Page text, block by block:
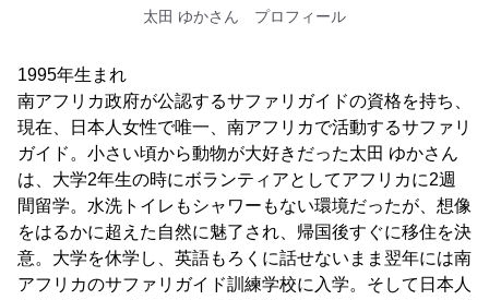
太田 ゆかさん プロフィール
1995年生まれ
南アフリカ政府が公認するサファリガイドの資格を持ち、
現在、日本人女性で唯一、南アフリカで活動するサファリ
ガイド。小さい頃から動物が大好きだった太田 ゆかさん
は、大学2年生の時にボランティアとしてアフリカに2週
間留学。水洗トイレもシャワーもない環境だったが、想像
をはるかに超えた自然に魅了され、帰国後すぐに移住を決
意。大学を休学し、英語もろくに話せないまま翌年には南
アフリカのサファリガイド訓練学校に入学。そして日本人